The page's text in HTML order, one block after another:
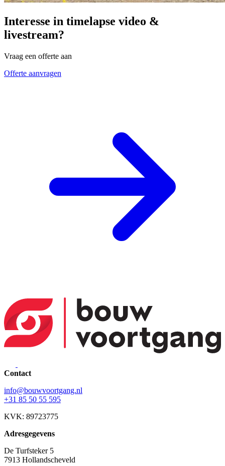
Interesse in timelapse video &
livestream?
Vraag een offerte aan
Offerte aanvragen
Contact
info@bouwvoortgang.nl
+31 85 50 55 595
KVK: 89723775
Adresgegevens
De Turfsteker 5
7913 Hollandscheveld